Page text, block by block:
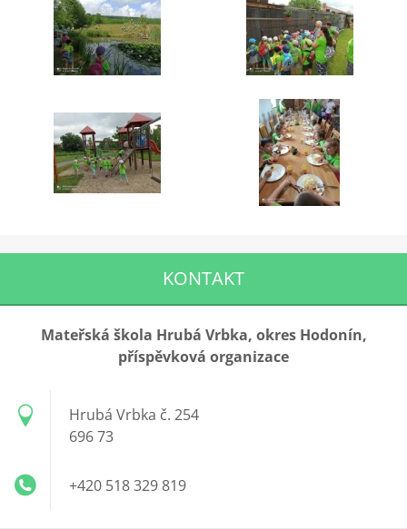
KONTAKT
Mateřská škola Hrubá Vrbka, okres Hodonín,
příspěvková organizace
Hrubá Vrbka č. 254
696 73
+420 518 329 819